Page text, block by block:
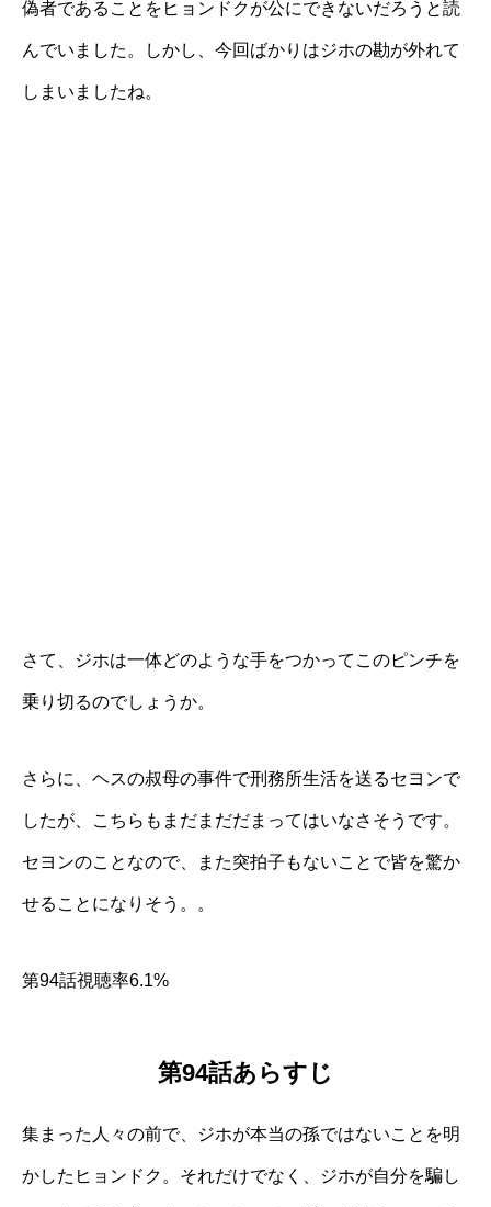
偽者であることをヒョンドクが公にできないだろうと読
んでいました。しかし、今回ばかりはジホの勘が外れて
しまいましたね。
さて、ジホは一体どのような手をつかってこのピンチを
乗り切るのでしょうか。
さらに、ヘスの叔母の事件で刑務所生活を送るセヨンで
したが、こちらもまだまだだまってはいなさそうです。
セヨンのことなので、また突拍子もないことで皆を驚か
せることになりそう。。
第94話視聴率6.1%
第94話あらすじ
集まった人々の前で、ジホが本当の孫ではないことを明
かしたヒョンドク。それだけでなく、ジホが自分を騙し